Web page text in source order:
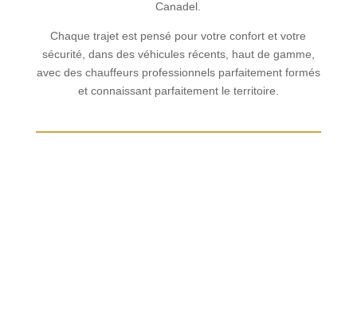
Canadel.
Chaque trajet est pensé pour votre confort et votre
sécurité, dans des véhicules récents, haut de gamme,
avec des chauffeurs professionnels parfaitement formés
et connaissant parfaitement le territoire.